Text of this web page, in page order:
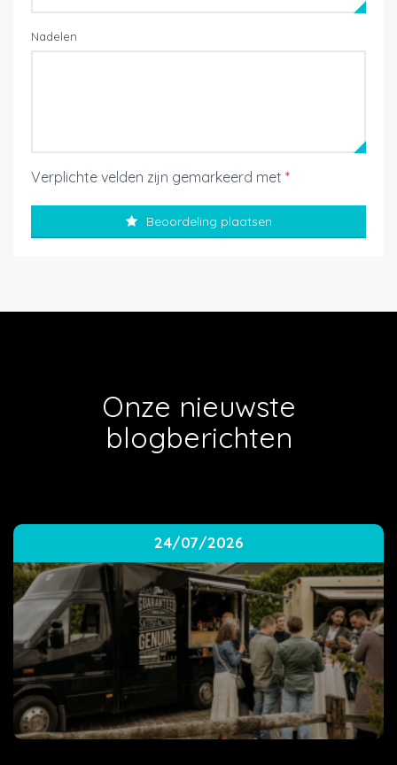
Nadelen
Verplichte velden zijn gemarkeerd met *
Beoordeling plaatsen
Onze nieuwste
blogberichten
24/07/2026